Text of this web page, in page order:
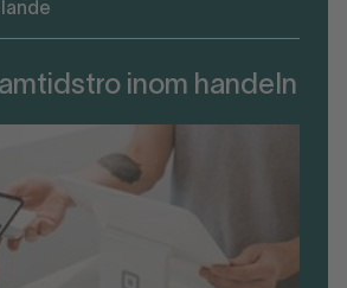
inom handeln